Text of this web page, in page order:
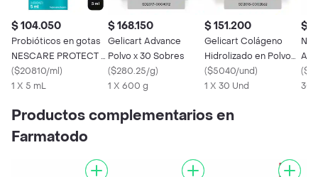
$ 104.050
Probióticos en gotas
NESCARE PROTECT x
5mL
($20810/ml)
1 X 5 mL
$ 168.150
Gelicart Advance
Polvo x 30 Sobres
($280.25/g)
1 X 600 g
$ 151.200
Gelicart Colágeno
Hidrolizado en Polvo
para Solución Oral
($5040/und)
1 X 30 Und
$
(
30
Productos complementarios en
Farmatodo